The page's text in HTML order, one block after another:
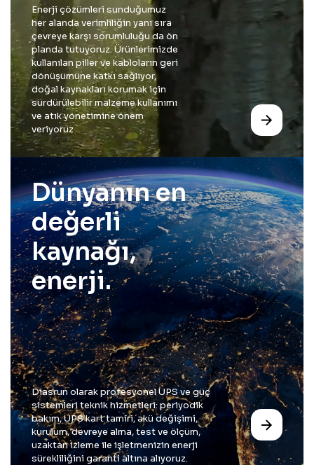
Enerji çözümleri sunduğumuz
her alanda verimliliğin yanı sıra
çevreye karşı sorumluluğu da ön
planda tutuyoruz. Ürünlerimizde
kullanılan piller ve kabloların geri
dönüşümüne katkı sağlıyor,
doğal kaynakları korumak için
sürdürülebilir malzeme kullanımı
ve atık yönetimine önem
veriyoruz
Dünyanın en
değerli
kaynağı,
enerji.
Diasrun olarak profesyonel UPS ve güç
sistemleri teknik hizmetleri: periyodik
bakım, UPS kart tamiri, akü değişimi,
kurulum, devreye alma, test ve ölçüm,
uzaktan izleme ile işletmenizin enerji
sürekliliğini garanti altına alıyoruz.